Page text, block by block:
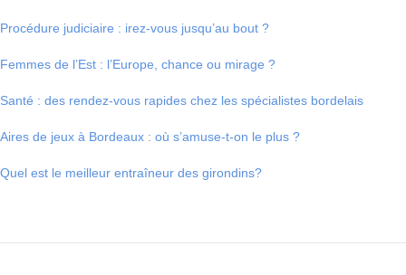
Procédure judiciaire : irez-vous jusqu’au bout ?
Femmes de l’Est : l’Europe, chance ou mirage ?
Santé : des rendez-vous rapides chez les spécialistes bordelais
Aires de jeux à Bordeaux : où s’amuse-t-on le plus ?
Quel est le meilleur entraîneur des girondins?